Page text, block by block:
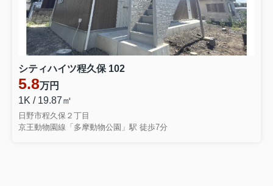
シティハイツ程久保 102
5.8万円
1K / 19.87㎡
日野市程久保２丁目
京王動物園線「多摩動物公園」駅 徒歩7分